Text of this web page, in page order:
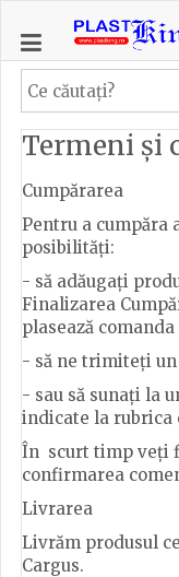
Termeni și
Cumpărarea
Pentru a cumpăra
posibilități:
- să adăugați
Finalizarea
plasează
- să ne trimiteți
- sau să sunați la
indicate la rubrica
În scurt timp veți
confirmarea
Livrarea
Livrăm produsul
Cargus.